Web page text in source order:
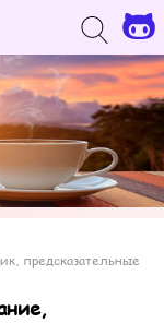
предсказательные